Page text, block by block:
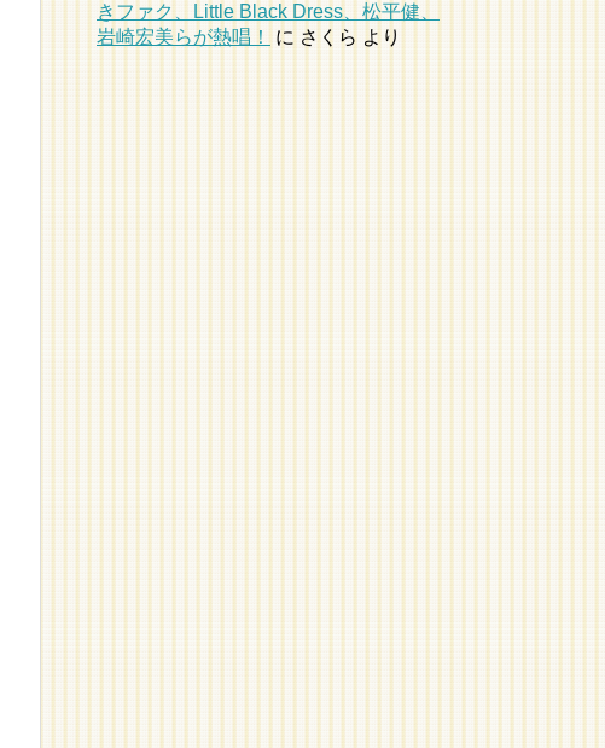
きファク、Little Black Dress、松平健、
岩崎宏美らが熱唱！
に さくら より